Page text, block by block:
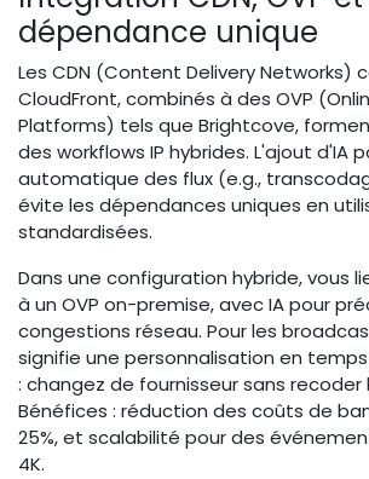
dépendance unique
Les CDN (Content Delivery Networks)
CloudFront, combinés à des OVP
Platforms) tels que Brightcove,
des workflows IP hybrides. L'ajout d'IA
automatique des flux (e.g.,
évite les dépendances uniques en
standardisées.
Dans une configuration hybride, vous
à un OVP on-premise, avec IA pour
congestions réseau. Pour les
signifie une personnalisation en
: changez de fournisseur sans recoder
Bénéfices : réduction des coûts de
25%, et scalabilité pour des
4K.